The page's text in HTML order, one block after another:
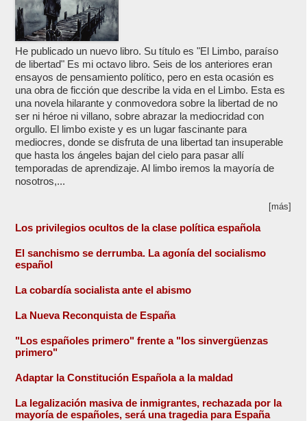
He publicado un nuevo libro. Su título es "El Limbo, paraíso
de libertad" Es mi octavo libro. Seis de los anteriores eran
ensayos de pensamiento político, pero en esta ocasión es
una obra de ficción que describe la vida en el Limbo. Esta es
una novela hilarante y conmovedora sobre la libertad de no
ser ni héroe ni villano, sobre abrazar la mediocridad con
orgullo. El limbo existe y es un lugar fascinante para
mediocres, donde se disfruta de una libertad tan insuperable
que hasta los ángeles bajan del cielo para pasar allí
temporadas de aprendizaje. Al limbo iremos la mayoría de
nosotros,...
[más]
Los privilegios ocultos de la clase política española
El sanchismo se derrumba. La agonía del socialismo
español
La cobardía socialista ante el abismo
La Nueva Reconquista de España
"Los españoles primero" frente a "los sinvergüenzas
primero"
Adaptar la Constitución Española a la maldad
La legalización masiva de inmigrantes, rechazada por la
mayoría de españoles, será una tragedia para España